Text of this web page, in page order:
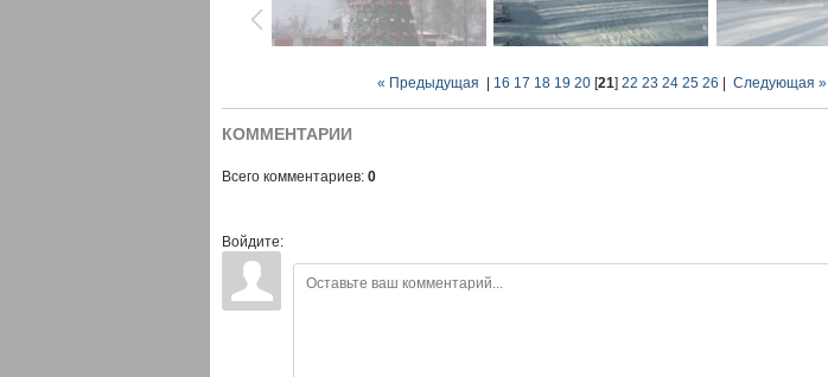
« Предыдущая 16 17 18 19 20[21] 22 23 24 25 26 Следующая »
КОММЕНТАРИИ
Всего комментариев: 0
Войдите: